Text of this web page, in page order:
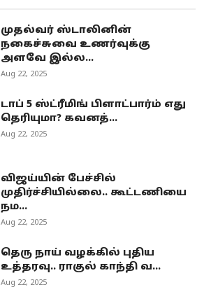
முதல்வர் ஸ்டாலினின்
நகைச்சுவை உணர்வுக்கு
அளவே இல்ல...
Aug 22, 2025
டாப் 5 ஸ்ட்ரீமிங் பிளாட்பார்ம் எது
தெரியுமா? கவனத்...
Aug 22, 2025
விஜய்யின் பேச்சில்
முதிர்ச்சியில்லை.. கூட்டணியை
நம...
Aug 22, 2025
தெரு நாய் வழக்கில் புதிய
உத்தரவு.. ராகுல் காந்தி வ...
Aug 22, 2025